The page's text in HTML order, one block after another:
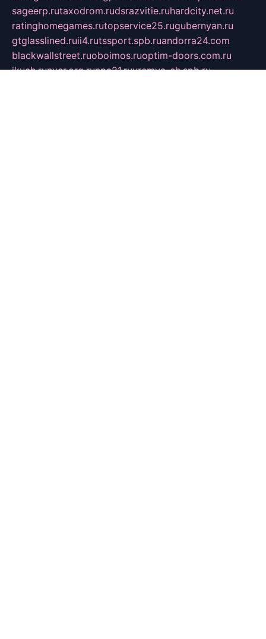
sageerp.rutaxodrom.rudsrazvitie.ruhardcity.net.ru
ratinghomegames.rutopservice25.rugubernyan.ru
gtglasslined.ruii4.rutssport.spb.ruandorra24.com
blackwallstreet.ruoboimos.ruoptim-doors.com.ru
ikuch.runycr.org.runpa21.ruvremya-ch.spb.ru